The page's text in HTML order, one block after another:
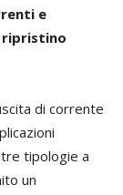
e
ripristino
di corrente
tipologie a
un